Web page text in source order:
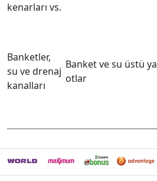
kenarları vs.
Banketler,
su ve drenaj
kanalları
Banket ve su üstü
otlar